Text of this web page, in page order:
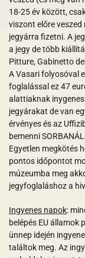
18-25 év között,
viszont előre
jegyárra fizetni. A
a jegy de több
Pitture, Gabinetto
A Vasari folyosóval
foglalással ez 47
alattiaknak
jegyárakat de van
érvényes és az
bemenni
Egyetlen megkötés
pontos időpontot
múzeumba meg
jegyfoglaláshoz a
Ingyenes napok:
belépés EU államok
ünnep idején
találtok meg. Az